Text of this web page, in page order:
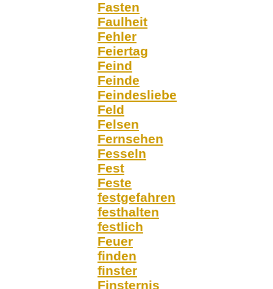
Fasten
Faulheit
Fehler
Feiertag
Feind
Feinde
Feindesliebe
Feld
Felsen
Fernsehen
Fesseln
Fest
Feste
festgefahren
festhalten
festlich
Feuer
finden
finster
Finsternis